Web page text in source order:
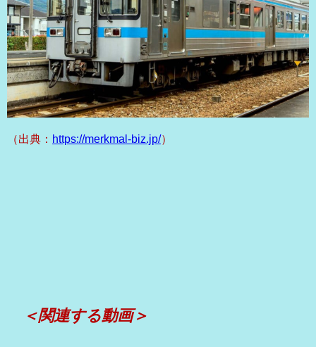
（出典： https://merkmal-biz.jp/）
＜関連する動画＞